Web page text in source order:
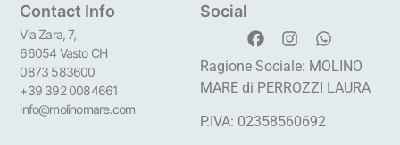
Contact Info
Via Zara, 7,
66054 Vasto CH
0873 583600
+39 392 0084661
info@molinomare.com
Social
Ragione Sociale: MOLINO
MARE di PERROZZI LAURA
P.IVA: 02358560692